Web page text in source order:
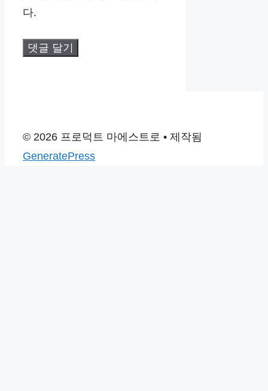
다.
© 2026 프로덕트 마에스트로 • 제작됨
GeneratePress